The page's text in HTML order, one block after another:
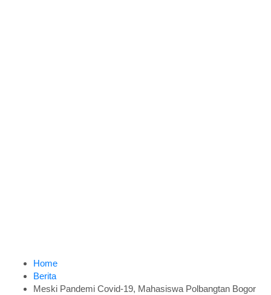
Home
Berita
Meski Pandemi Covid-19, Mahasiswa Polbangtan Bogor